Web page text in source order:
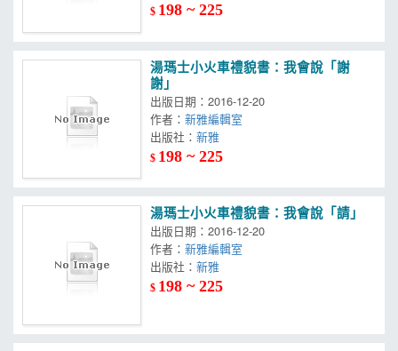
$ 198 ~ 225
湯瑪士小火車禮貌書：我會說「謝
謝」
出版日期：2016-12-20
作者：新雅編輯室
出版社：
$ 198 ~ 225
湯瑪士小火車禮貌書：我會說「請」
出版日期：2016-12-20
作者：新雅編輯室
出版社：
$ 198 ~ 225